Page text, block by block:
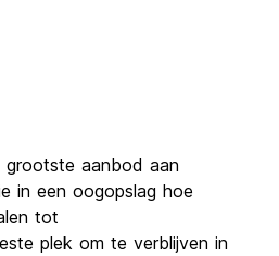
aanbod aan
in een oogopslag hoe
tot
plek om te verblijven in